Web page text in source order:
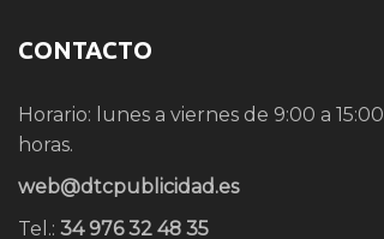
CONTACTO
Horario: lunes a viernes de 9:00 a 15:00
horas.
web@dtcpublicidad.es
Tel.: 34 976 32 48 35